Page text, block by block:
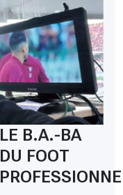
LE B.A.-BA
DU FOOT